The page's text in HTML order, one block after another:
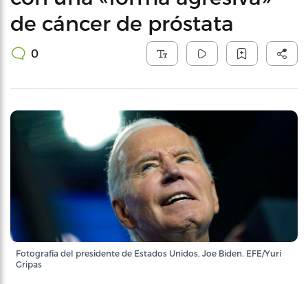
de cáncer de próstata
0
Fotografía del presidente de Estados Unidos, Joe Biden. EFE/Yuri
Gripas